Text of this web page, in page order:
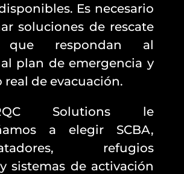
Es necesario
soluciones de rescate
que respondan al
plan de emergencia y
real de evacuación.
Solutions le
a elegir SCBA,
refugios
sistemas de activación